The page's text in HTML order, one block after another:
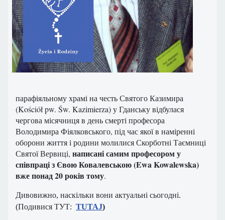
парафіяльному храмі на честь Святого Казимира
(Kościół pw. Św. Kazimierza) у Гданську відбулася
чергова місячниця в день смерті професора
Володимира Фіялковського, під час якої в наміренні
оборони життя і родини молилися Скорботні Таємниці
Святої Вервиці, написані самим професором у
співпраці з Євою Ковалевською (Ewa Kowalewska)
вже понад 20 років тому.
Дивовижно, наскільки вони актуальні сьогодні.
(Подивися ТУТ: TUTAJ)